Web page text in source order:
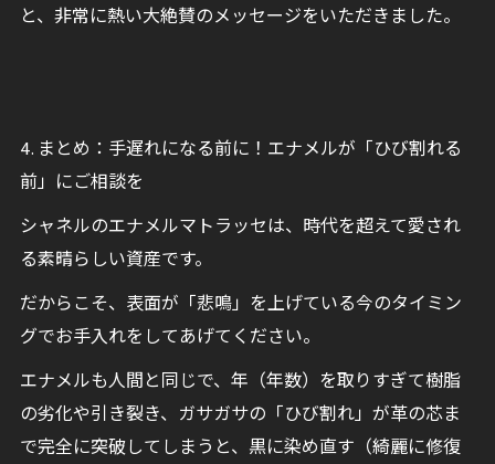
と、非常に熱い大絶賛のメッセージをいただきました。
4. まとめ：手遅れになる前に！エナメルが「ひび割れる
前」にご相談を
シャネルのエナメルマトラッセは、時代を超えて愛され
る素晴らしい資産です。
だからこそ、表面が「悲鳴」を上げている今のタイミン
グでお手入れをしてあげてください。
エナメルも人間と同じで、年（年数）を取りすぎて樹脂
の劣化や引き裂き、ガサガサの「ひび割れ」が革の芯ま
で完全に突破してしまうと、黒に染め直す（綺麗に修復